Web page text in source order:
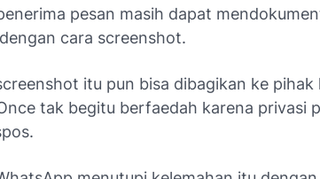
pesan masih dapat
cara screenshot.
itu pun bisa dibagikan ke
tak begitu berfaedah karena privasi